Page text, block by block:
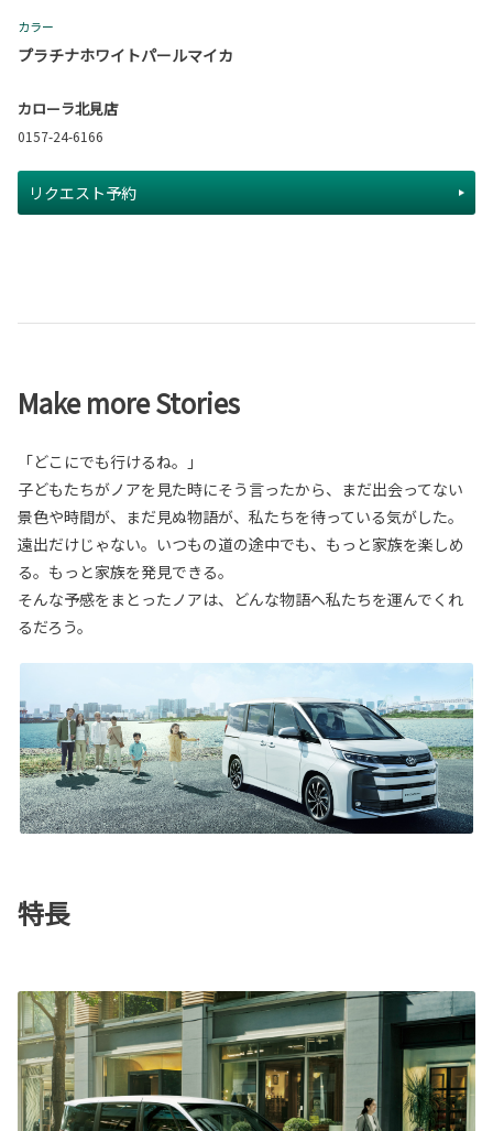
カラー
プラチナホワイトパールマイカ
カローラ北見店
0157-24-6166
リクエスト予約
Make more Stories
「どこにでも行けるね。」
子どもたちがノアを見た時にそう言ったから、まだ出会ってない
景色や時間が、まだ見ぬ物語が、私たちを待っている気がした。
遠出だけじゃない。いつもの道の途中でも、もっと家族を楽しめ
る。もっと家族を発見できる。
そんな予感をまとったノアは、どんな物語へ私たちを運んでくれ
るだろう。
特長